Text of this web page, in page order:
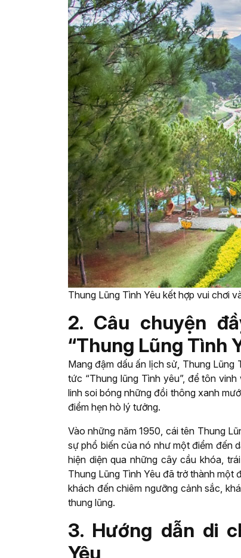
Thung Lũng Tình Yêu kết hợp vui chơi
2. Câu chuyện
“Thung Lũng Tình
Mang đậm dấu ấn lịch sử, Thung Lũng
tức “Thung lũng Tình yêu”, để tôn
linh soi bóng những đồi thông xanh
điểm hẹn hò lý tưởng.
Vào những năm 1950, cái tên Thung
sự phổ biến của nó như một điểm đến
hiện diện qua những cây cầu khóa,
Thung Lũng Tình Yêu đã trở thành một
khách đến chiêm ngưỡng cảnh sắc,
thung lũng.
3. Hướng dẫn di
Yêu